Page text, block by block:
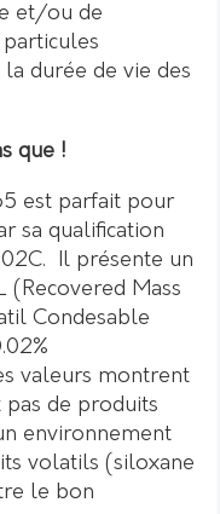
et/ou de
particules
durée de vie des
que !
est parfait pour
sa qualification
Il présente un
(Recovered Mass
Condesable
valeurs montrent
de produits
environnement
volatils (siloxane
le bon